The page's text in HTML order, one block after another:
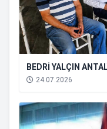
BEDRİ YALÇIN
24.07.2026